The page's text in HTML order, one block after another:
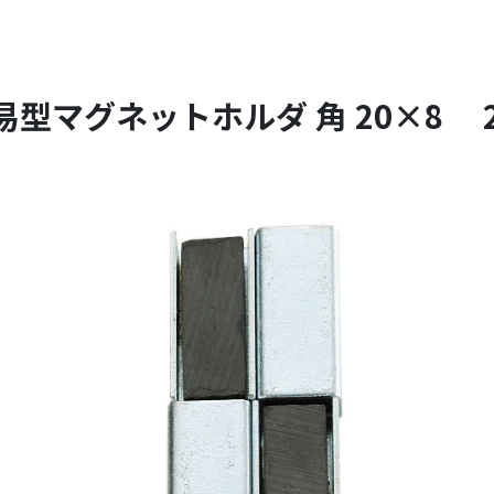
型マグネットホルダ 角 20×8